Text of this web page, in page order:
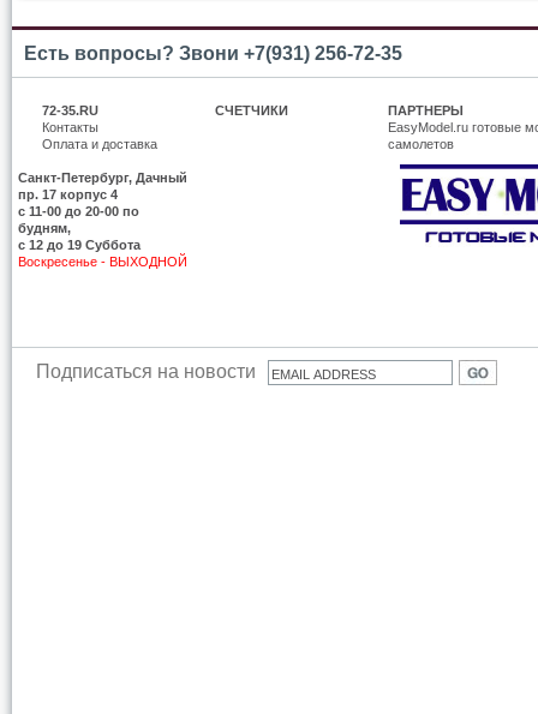
Есть вопросы? Звони +7(931) 256-72-35
72-35.RU
Контакты
Оплата и доставка
Санкт-Петербург, Дачный
пр. 17 корпус 4
c 11-00 до 20-00 по
будням,
с 12 до 19 Суббота
Воскресенье - ВЫХОДНОЙ
СЧЕТЧИКИ
ПАРТНЕРЫ
EasyModel.ru готовые
самолетов
Подписаться на новости